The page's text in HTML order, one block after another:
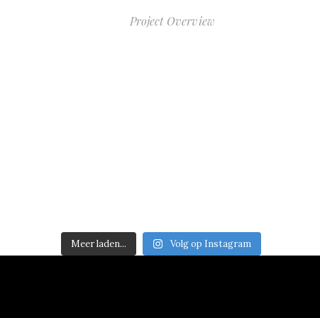
Project Overview
Meer laden... Volg op Instagram